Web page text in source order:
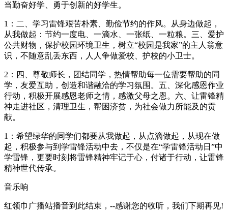
当勤奋好学、勇于创新的好学生。
1：二、学习雷锋艰苦朴素、勤俭节约的作风。从身边做起，
从我做起：节约一度电、一滴水、一张纸、一粒粮。三、爱护
公共财物，保护校园环境卫生，树立“校园是我家”的主人翁意
识，不随意乱丢东西，人人争做爱校、护校的小卫士。
2：四、尊敬师长，团结同学，热情帮助每一位需要帮助的同
学，友爱互助，创造和谐融洽的学习氛围。五、深化感恩作业
行动，积极开展感恩老师之情，感激父母之恩。六、让雷锋精
神走进社区，清理卫生，帮困济贫，为社会做力所能及的贡
献。
1：希望绿华的同学们都要从我做起，从点滴做起，从现在做
起，积极参与到学雷锋活动中去，不仅是在“学雷锋活动日”中
学雷锋，更要时刻将雷锋精神牢记于心，付诸于行动，让雷锋
精神世代传承。
音乐响
红领巾广播站播音到此结束，--感谢您的收听，我们下期再见!